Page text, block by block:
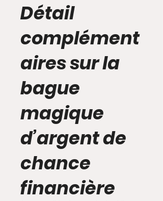
Détail
complément
aires sur la
bague
magique
d’argent de
chance
financière